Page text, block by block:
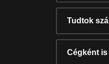
Tudtok
Cégként